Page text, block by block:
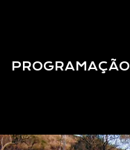
PROGRAMAÇÃO